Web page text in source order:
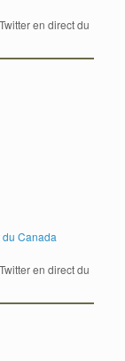
en direct du
Canada
en direct du